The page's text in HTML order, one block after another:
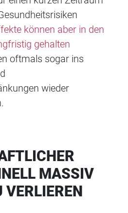
können aber in den
gehalten
oftmals sogar ins
wieder
D
MASSIV G